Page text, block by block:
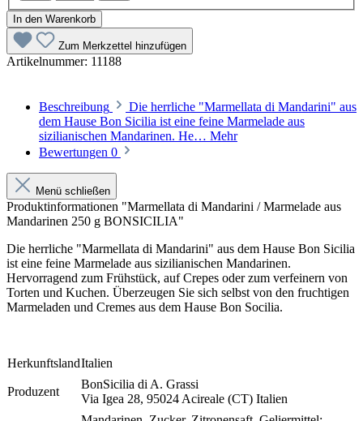
In den Warenkorb
Zum Merkzettel hinzufügen
Artikelnummer: 11188
Beschreibung
Die herrliche "Marmellata di Mandarini" aus
dem Hause Bon Sicilia ist eine feine Marmelade aus
sizilianischen Mandarinen. He… Mehr
Bewertungen 0
Menü schließen
Produktinformationen "Marmellata di Mandarini / Marmelade aus
Mandarinen 250 g BONSICILIA"
Die herrliche "Marmellata di Mandarini" aus dem Hause Bon Sicilia
ist eine feine Marmelade aus sizilianischen Mandarinen.
Hervorragend zum Frühstück, auf Crepes oder zum verfeinern von
Torten und Kuchen. Überzeugen Sie sich selbst von den fruchtigen
Marmeladen und Cremes aus dem Hause Bon Socilia.
HerkunftslandItalien
Produzent
BonSicilia di A. Grassi
Via Igea 28, 95024 Acireale (CT) Italien